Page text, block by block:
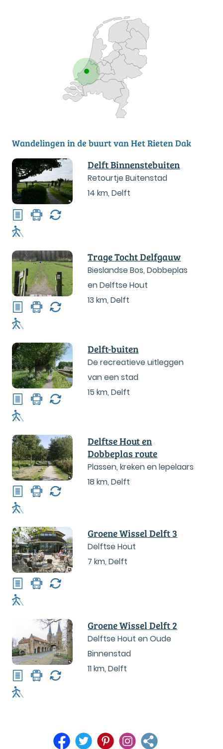
Wandelingen in de buurt van Het Rieten Dak
Delft Binnenstebuiten
Retourtje Buitenstad
14 km,Delft
Trage Tocht Delfgauw
Bieslandse Bos, Dobbeplas
en Delftse Hout
13 km,Delft
Delft-buiten
De recreatieve uitleggen
van een stad
15 km,Delft
Delftse Hout en
Dobbeplas route
Plassen, kreken en lepelaars
18 km,Delft
Groene Wissel Delft 3
Delftse Hout
7 km,Delft
Groene Wissel Delft 2
Delftse Hout en Oude
Binnenstad
11 km,Delft